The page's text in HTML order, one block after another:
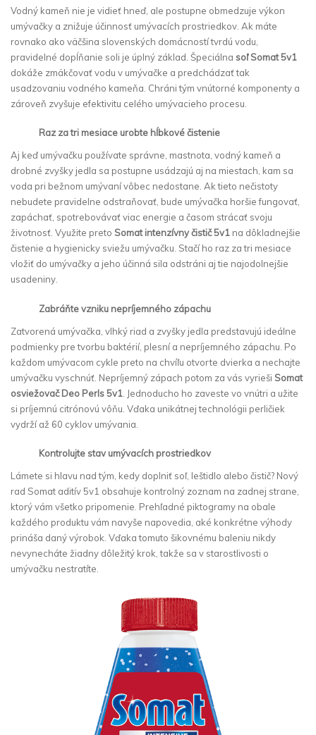
Vodný kameň nie je vidieť hneď, ale postupne obmedzuje výkon
umývačky a znižuje účinnosť umývacích prostriedkov. Ak máte
rovnako ako väčšina slovenských domácností tvrdú vodu,
pravidelné dopĺňanie soli je úplný základ. Špeciálna soľ Somat 5v1
dokáže zmäkčovať vodu v umývačke a predchádzať tak
usadzovaniu vodného kameňa. Chráni tým vnútorné komponenty a
zároveň zvyšuje efektivitu celého umývacieho procesu.
Raz za tri mesiace urobte hĺbkové čistenie
Aj keď umývačku používate správne, mastnota, vodný kameň a
drobné zvyšky jedla sa postupne usádzajú aj na miestach, kam sa
voda pri bežnom umývaní vôbec nedostane. Ak tieto nečistoty
nebudete pravidelne odstraňovať, bude umývačka horšie fungovať,
zapáchať, spotrebovávať viac energie a časom strácať svoju
životnosť. Využite preto Somat intenzívny čistič 5v1na dôkladnejšie
čistenie a hygienicky sviežu umývačku. Stačí ho raz za tri mesiace
vložiť do umývačky a jeho účinná sila odstráni aj tie najodolnejšie
usadeniny.
Zabráňte vzniku nepríjemného zápachu
Zatvorená umývačka, vlhký riad a zvyšky jedla predstavujú ideálne
podmienky pre tvorbu baktérií, plesní a nepríjemného zápachu. Po
každom umývacom cykle preto na chvíľu otvorte dvierka a nechajte
umývačku vyschnúť. Nepríjemný zápach potom za vás vyrieši Somat
osviežovač Deo Perls 5v1 . Jednoducho ho zaveste vo vnútri a užite
si príjemnú citrónovú vôňu. Vďaka unikátnej technológii perličiek
vydrží až 60 cyklov umývania.
Kontrolujte stav umývacích prostriedkov
Lámete si hlavu nad tým, kedy doplniť soľ, leštidlo alebo čistič? Nový
rad Somat aditív 5v1 obsahuje kontrolný zoznam na zadnej strane,
ktorý vám všetko pripomenie. Prehľadné piktogramy na obale
každého produktu vám navyše napovedia, aké konkrétne výhody
prináša daný výrobok. Vďaka tomuto šikovnému baleniu nikdy
nevynecháte žiadny dôležitý krok, takže sa v starostlivosti o
umývačku nestratíte.